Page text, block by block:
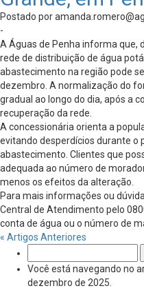
Postado por
-
A Águas de Penha informa que,
rede de distribuição de água
abastecimento na região pode
dezembro. A normalização do
gradual ao longo do dia, após a
recuperação da rede.
A concessionária orienta a
evitando desperdícios durante o
abastecimento. Clientes que
adequada ao número de
menos os efeitos da alteração.
Para mais informações ou
Central de Atendimento pelo
conta de água ou o número de
« Artigos Anteriores
por:
Você está navegando no
dezembro de 2025.